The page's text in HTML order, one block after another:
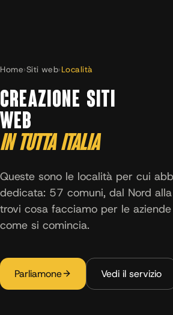
Home›Siti web›Località
CREAZIONE SITI
WEB
IN TUTTA ITALIA
Queste sono le località per cui
dedicata: 57 comuni, dal Nord
trovi cosa facciamo per le
come si comincia.
Parliamone Vedi il servizio